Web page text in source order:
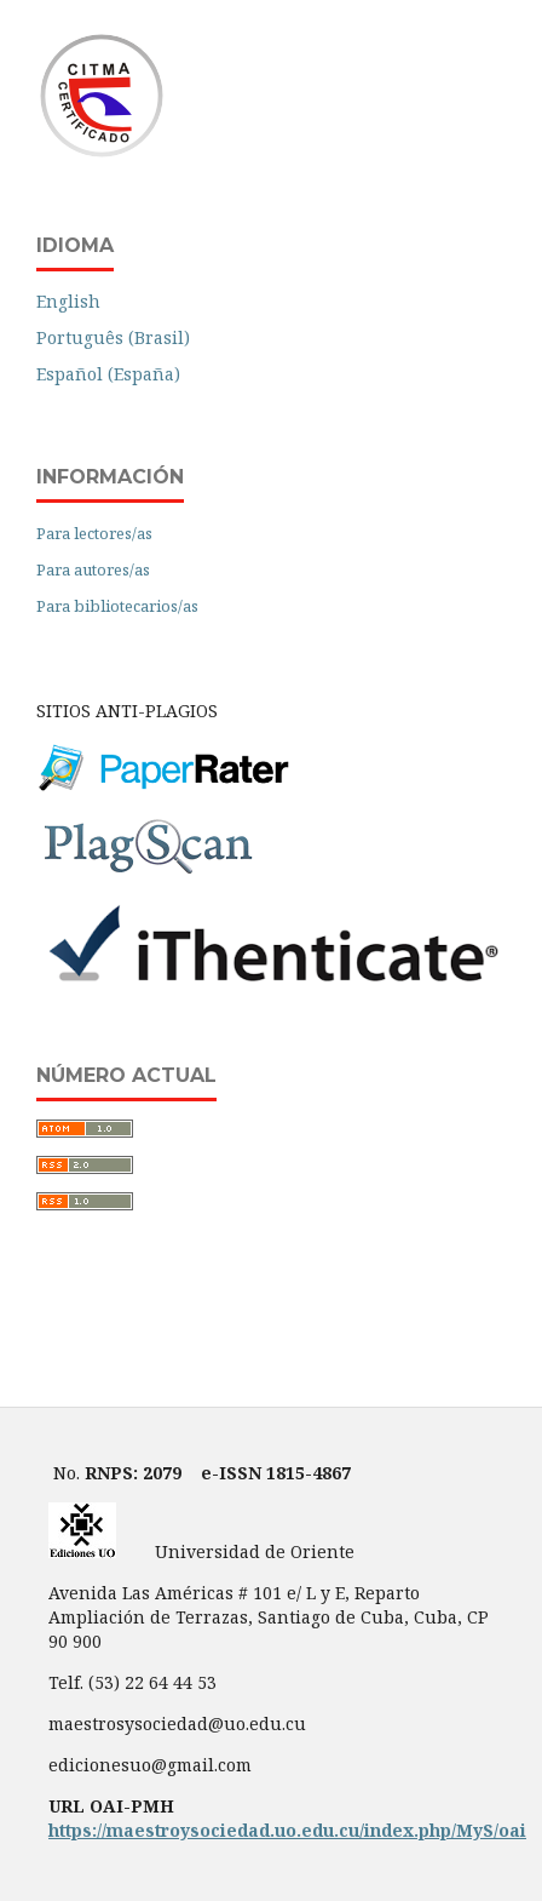
IDIOMA
English
Português (Brasil)
Español (España)
INFORMACIÓN
Para lectores/as
Para autores/as
Para bibliotecarios/as
SITIOS ANTI-PLAGIOS
NÚMERO ACTUAL
No. RNPS: 2079 e-ISSN 1815-4867
Universidad de Oriente
Avenida Las Américas # 101 e/ L y E, Reparto
Ampliación de Terrazas, Santiago de Cuba, Cuba, CP
90 900
Telf. (53) 22 64 44 53
maestrosysociedad@uo.edu.cu
edicionesuo@gmail.com
URL OAI-PMH
https://maestroysociedad.uo.edu.cu/index.php/MyS/oai